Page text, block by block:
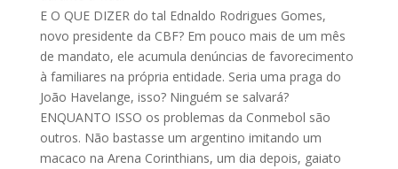
E O QUE DIZER do tal Ednaldo Rodrigues Gomes,
novo presidente da CBF? Em pouco mais de um mês
de mandato, ele acumula denúncias de favorecimento
à familiares na própria entidade. Seria uma praga do
João Havelange, isso? Ninguém se salvará?
ENQUANTO ISSO os problemas da Conmebol são
outros. Não bastasse um argentino imitando um
macaco na Arena Corinthians, um dia depois, gaiato